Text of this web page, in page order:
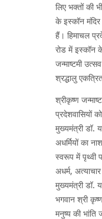
लिए भक्तों की
के इस्कॉन
हैं। हिमाचल
रोड में इस्कॉन
जन्माष्टमी
श्रद्धालु
श्रीकृष्ण
प्रदेशवासियों
मुख्यमंत्री डॉ.
अधर्मियों का
स्वरूप में पृथ्वी
अधर्म,
मुख्यमंत्री डॉ.
भगवान श्री
मनुष्य की